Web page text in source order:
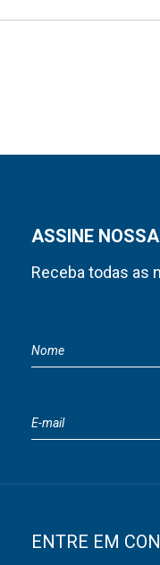
ASSINE
Receba todas as
ENTRE EM